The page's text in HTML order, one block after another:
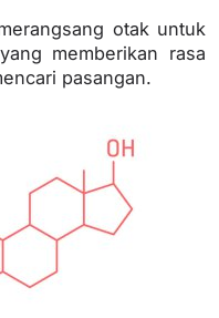
otak untuk
memberikan rasa
pasangan.